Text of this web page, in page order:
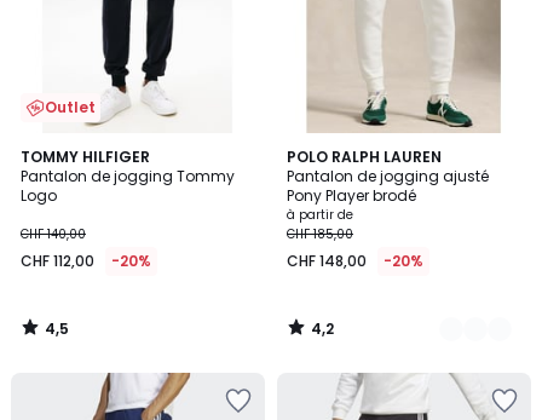
Outlet
TOMMY HILFIGER
Pantalon de jogging Tommy
Logo
CHF 140,00
CHF 112,00 -20%
4,5
/ 5
4,5
/
POLO RALPH LAUREN
Pantalon de jogging ajusté
Pony Player brodé
à partir de
CHF 185,00
CHF 148,00 -20%
4,2
/ 5
3
Couleurs
4,2
/